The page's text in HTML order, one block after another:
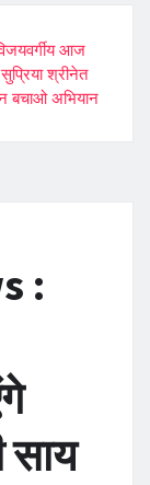
आज
श्रीनेत
बचाओ अभियान
:
साय